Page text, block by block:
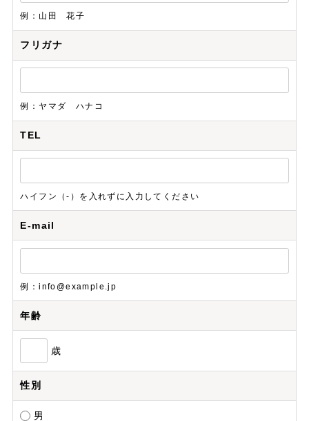
例：山田 花子
フリガナ
例：ヤマダ ハナコ
TEL
ハイフン（-）を入れずに入力してください
E-mail
例：info@example.jp
年齢
歳
性別
男